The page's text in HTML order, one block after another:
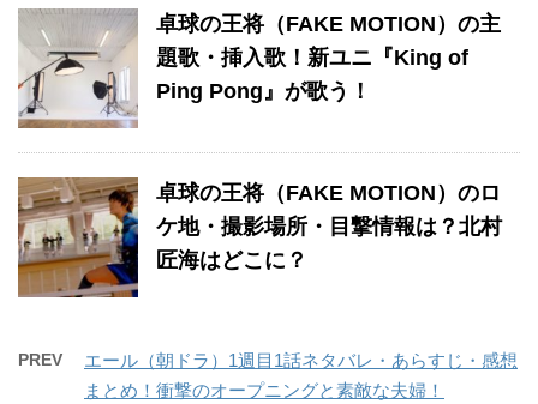
卓球の王将（FAKE MOTION）の主
題歌・挿入歌！新ユニ『King of
Ping Pong』が歌う！
卓球の王将（FAKE MOTION）のロ
ケ地・撮影場所・目撃情報は？北村
匠海はどこに？
PREV
エール（朝ドラ）1週目1話ネタバレ・あらすじ・感想
まとめ！衝撃のオープニングと素敵な夫婦！